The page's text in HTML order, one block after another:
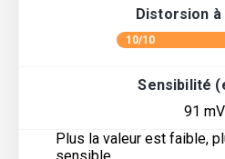
Distorsion à
10/10
Sensibilité
91 mV
Plus la valeur est faible,
sensible